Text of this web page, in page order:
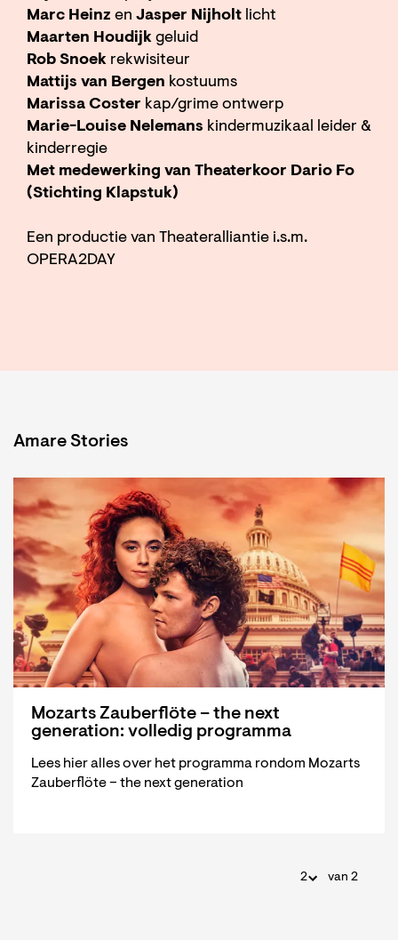
Marc Heinz en Jasper Nijholt licht
Maarten Houdijk geluid
Rob Snoek rekwisiteur
Mattijs van Bergen kostuums
Marissa Coster kap/grime ontwerp
Marie-Louise Nelemans kindermuzikaal leider &
kinderregie
Met medewerking van Theaterkoor Dario Fo
(Stichting Klapstuk)
Een productie van Theateralliantie i.s.m.
OPERA2DAY
Amare Stories
Mozarts Zauberflöte – the next
generation: volledig programma
Lees hier alles over het programma rondom Mozarts
Zauberflöte – the next generation
van 2